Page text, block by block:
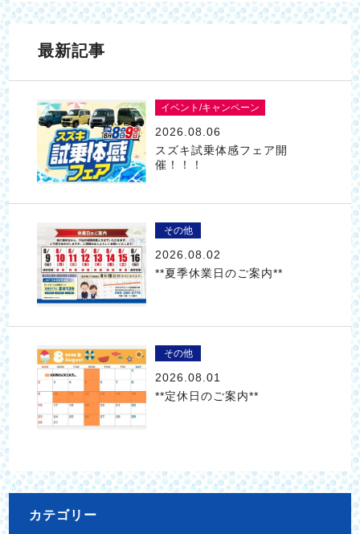
最新記事
イベント/キャンペーン
2026.08.06
スズキ試乗体感フェア開
催！！！
その他
2026.08.02
**夏季休業日のご案内**
その他
2026.08.01
**定休日のご案内**
カテゴリー